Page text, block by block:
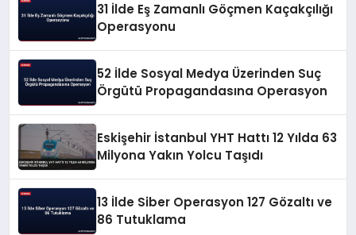
31 İlde Eş Zamanlı Göçmen Kaçakçılığı
Operasyonu
52 İlde Sosyal Medya Üzerinden Suç
Örgütü Propagandasına Operasyon
Eskişehir İstanbul YHT Hattı 12 Yılda 63
Milyona Yakın Yolcu Taşıdı
13 İlde Siber Operasyon 127 Gözaltı ve
86 Tutuklama